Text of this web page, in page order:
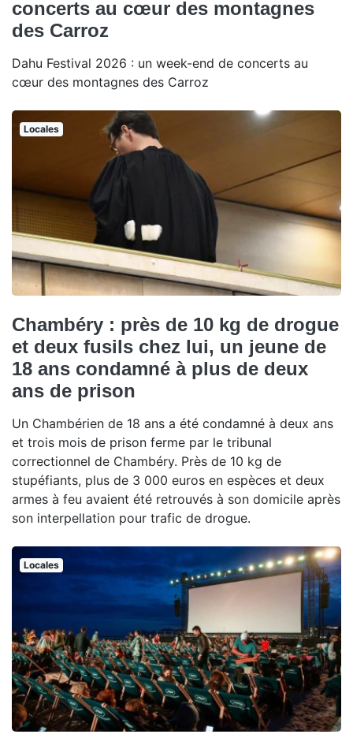
concerts au cœur des montagnes
des Carroz
Dahu Festival 2026 : un week-end de concerts au
cœur des montagnes des Carroz
Locales
Chambéry : près de 10 kg de drogue
et deux fusils chez lui, un jeune de
18 ans condamné à plus de deux
ans de prison
Un Chambérien de 18 ans a été condamné à deux ans
et trois mois de prison ferme par le tribunal
correctionnel de Chambéry. Près de 10 kg de
stupéfiants, plus de 3 000 euros en espèces et deux
armes à feu avaient été retrouvés à son domicile après
son interpellation pour trafic de drogue.
Locales